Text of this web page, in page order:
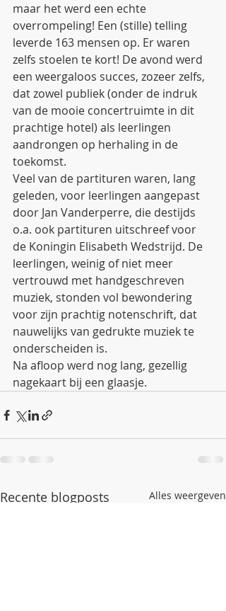
maar het werd een echte
overrompeling! Een (stille) telling
leverde 163 mensen op. Er waren
zelfs stoelen te kort! De avond werd
een weergaloos succes, zozeer zelfs,
dat zowel publiek (onder de indruk
van de mooie concertruimte in dit
prachtige hotel) als leerlingen
aandrongen op herhaling in de
toekomst.
Veel van de partituren waren, lang
geleden, voor leerlingen aangepast
door Jan Vanderperre, die destijds
o.a. ook partituren uitschreef voor
de Koningin Elisabeth Wedstrijd. De
leerlingen, weinig of niet meer
vertrouwd met handgeschreven
muziek, stonden vol bewondering
voor zijn prachtig notenschrift, dat
nauwelijks van gedrukte muziek te
onderscheiden is.
Na afloop werd nog lang, gezellig
nagekaart bij een glaasje.
Recente blogposts Alles weergeven